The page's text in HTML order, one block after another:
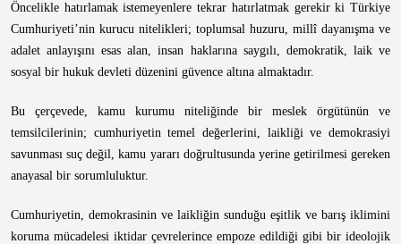
Öncelikle hatırlamak istemeyenlere tekrar hatırlatmak gerekir ki Türkiye
Cumhuriyeti’nin kurucu nitelikleri; toplumsal huzuru, millî dayanışma ve
adalet anlayışını esas alan, insan haklarına saygılı, demokratik, laik ve
sosyal bir hukuk devleti düzenini güvence altına almaktadır.
Bu çerçevede, kamu kurumu niteliğinde bir meslek örgütünün ve
temsilcilerinin; cumhuriyetin temel değerlerini, laikliği ve demokrasiyi
savunması suç değil, kamu yararı doğrultusunda yerine getirilmesi gereken
anayasal bir sorumluluktur.
Cumhuriyetin, demokrasinin ve laikliğin sunduğu eşitlik ve barış iklimini
koruma mücadelesi iktidar çevrelerince empoze edildiği gibi bir ideolojik